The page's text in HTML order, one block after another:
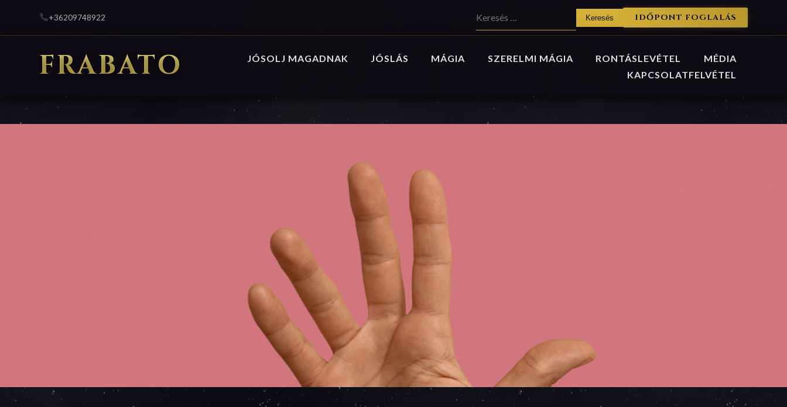
+36209748922 IDŐPONT FOGLALÁS
FRABATO JÓSOLJ MAGADNAK JÓSLÁS MÁGIA SZERELMI MÁGIA RONTÁSLEVÉTEL
MÉDIA
KAPCSOLATFELVÉTEL